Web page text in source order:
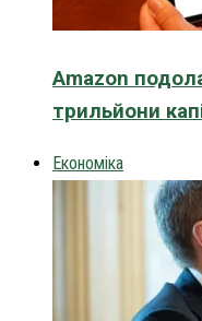
Amazon
трильйони
Економіка